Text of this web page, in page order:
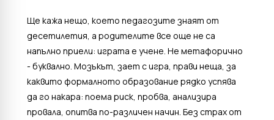
Ще кажа нещо, което педагозите знаят от
десетилетия, а родителите все още не са
напълно приели: играта е учене. Не метафорично
- буквално. Мозъкът, зает с игра, прави неща, за
каквито формалното образование рядко успява
да го накара: поема риск, пробва, анализира
провала, опитва по-различен начин. Без страх от